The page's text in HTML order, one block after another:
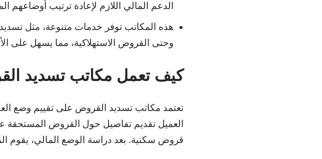
الدعم المالي اللازم لإعادة ترتيب أوضاعهم
هذه المكاتب توفر خدمات متنوعة، مثل
وحتى القروض الاستهلاكية، مما يسهل على
كيف تعمل مكاتب تسديد
تعتمد مكاتب تسديد القروض على تقييم وضع
العميل تقديم تفاصيل حول القروض
قروض سكنية. بعد دراسة الوضع المالي، يقوم